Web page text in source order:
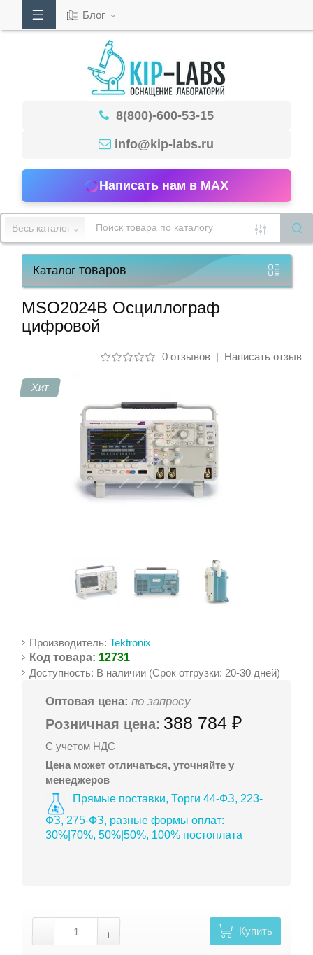
53-
15
работы
Блог
8(800)-600-53-15
info@kip-labs.ru
Написать нам в MAX
Весь каталог
Каталогтоваров
MSO2024B Осциллограф
цифровой
0 отзывов| Написать отзыв
Хит
Производитель:Tektronix
Код товара: 12731
Доступность: В наличии (Срок отгрузки: 20-30 дней)
Оптовая цена: по запросу
Розничная цена: 388 784 ₽
С учетом НДС
Цена может отличаться, уточняйте у
менеджеров
Прямые поставки, Торги 44-ФЗ, 223-
ФЗ, 275-ФЗ, разные формы оплат:
30%|70%, 50%|50%, 100% постоплата
Купить